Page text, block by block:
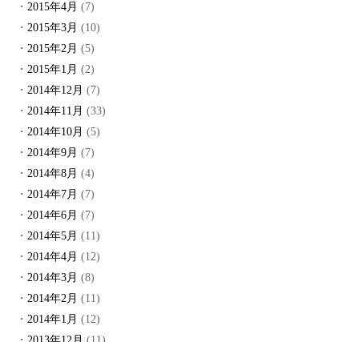
2015年4月 (7)
2015年3月 (10)
2015年2月 (5)
2015年1月 (2)
2014年12月 (7)
2014年11月 (33)
2014年10月 (5)
2014年9月 (7)
2014年8月 (4)
2014年7月 (7)
2014年6月 (7)
2014年5月 (11)
2014年4月 (12)
2014年3月 (8)
2014年2月 (11)
2014年1月 (12)